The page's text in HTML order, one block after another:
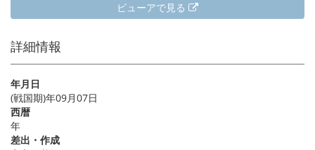
ビューアで見る
詳細情報
年月日
(戦国期)年09月07日
西暦
年
差出・作成